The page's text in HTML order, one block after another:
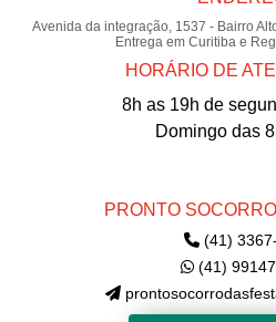
Avenida da integração, 1537 - Bairro
Entrega em Curitiba e
HORÁRIO DE
8h as 19h de
Domingo das
PRONTO
(41)
(41)